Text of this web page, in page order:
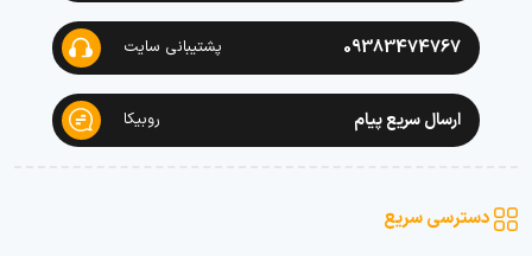
09383474767 پشتیبانی سایت
ارسال سریع پیام روبیکا
دسترسی سریع